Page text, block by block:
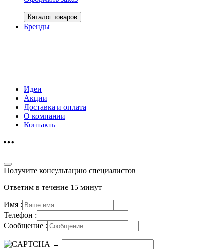
Каталог товаров
Бренды
Идеи
Акции
Доставка и оплата
О компании
Контакты
Получите консультацию специалистов
Ответим в течение 15 минут
Имя :
Телефон :
Сообщение :
→